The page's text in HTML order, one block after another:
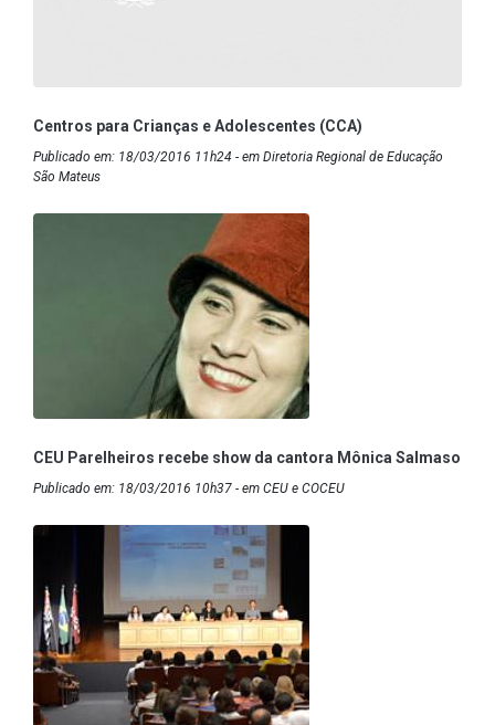
Centros para Crianças e Adolescentes (CCA)
Publicado em: 18/03/2016 11h24 - em Diretoria Regional de Educação
São Mateus
CEU Parelheiros recebe show da cantora Mônica Salmaso
Publicado em: 18/03/2016 10h37 - em CEU e COCEU